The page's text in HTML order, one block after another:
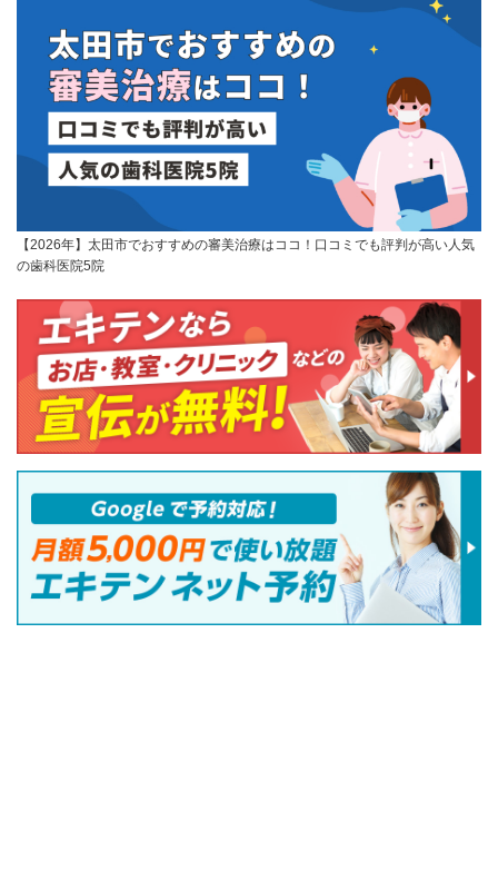
【2026年】太田市でおすすめの審美治療はココ！口コミでも評判が高い人気
の歯科医院5院